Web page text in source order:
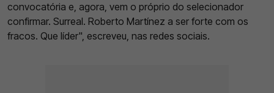
convocatória e, agora, vem o próprio do selecionador
confirmar. Surreal. Roberto Martínez a ser forte com os
fracos. Que líder", escreveu, nas redes sociais.